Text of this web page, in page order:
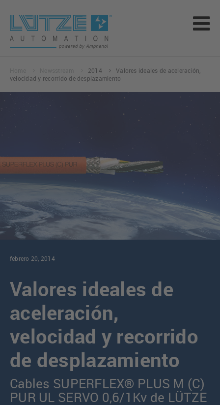
2014
Valores ideales de aceleración,
velocidad y recorrido de desplazamiento
febrero 20, 2014
Valores ideales de
aceleración,
velocidad y recorrido
de desplazamiento
Cables SUPERFLEX® PLUS M (C)
PUR UL SERVO 0,6/1Kv de LÜTZE